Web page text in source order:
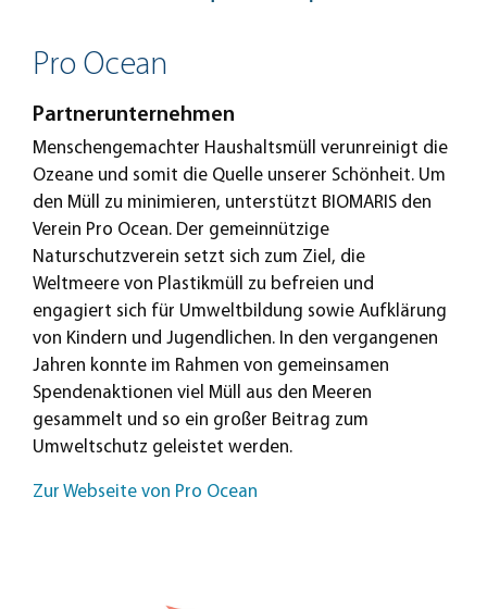
Pro Ocean
Partnerunternehmen
Menschengemachter Haushaltsmüll verunreinigt die
Ozeane und somit die Quelle unserer Schönheit. Um
den Müll zu minimieren, unterstützt BIOMARIS den
Verein Pro Ocean. Der gemeinnützige
Naturschutzverein setzt sich zum Ziel, die
Weltmeere von Plastikmüll zu befreien und
engagiert sich für Umweltbildung sowie Aufklärung
von Kindern und Jugendlichen. In den vergangenen
Jahren konnte im Rahmen von gemeinsamen
Spendenaktionen viel Müll aus den Meeren
gesammelt und so ein großer Beitrag zum
Umweltschutz geleistet werden.
Zur Webseite von Pro Ocean